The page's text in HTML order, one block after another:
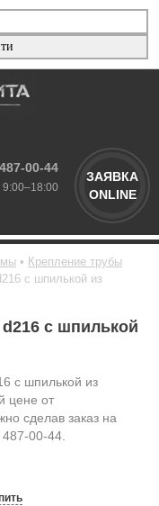
487-00-44
9:00–18:00
ЗАЯВКА
ONLINE
Крепление трубы
с шпилькой из
с шпилькой
с шпилькой из
цене от
сделав заказ на
00-44.